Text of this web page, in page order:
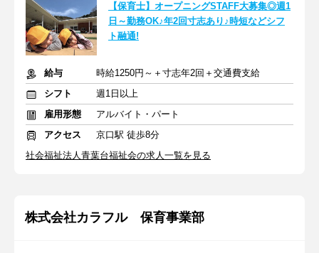
【保育士】オープニングSTAFF大募集◎週1
日～勤務OK♪年2回寸志あり♪時短などシフ
ト融通!
給与
時給1250円～＋寸志年2回＋交通費支給
シフト
週1日以上
雇用形態
アルバイト・パート
アクセス
京口駅 徒歩8分
社会福祉法人青葉台福祉会の求人一覧を見る
株式会社カラフル 保育事業部